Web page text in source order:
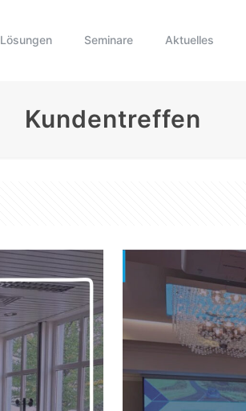
Lösungen Seminare Aktuelles
Kundentreffen